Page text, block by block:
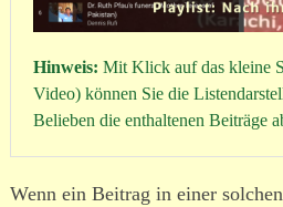
Hinweis: Mit Klick auf das kleine
Video) können Sie die
Belieben die enthaltenen Beiträge
Wenn ein Beitrag in einer